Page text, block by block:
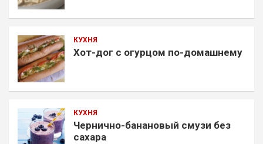
КУХНЯ
Хот-дог с огурцом по-домашнему
КУХНЯ
Чернично-банановый смузи без
сахара